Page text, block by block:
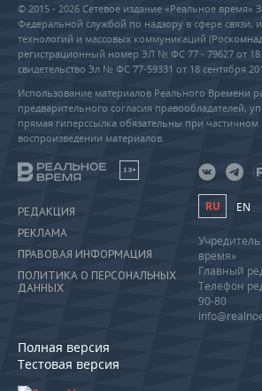
© 2015 - 2026 Сетевое издание «Реальное время»
Федеральной службой по надзору в сфере
технологий и массовых коммуникаций
регистрационный номер ЭЛ № ФС 77 - 79627 от 18
свидетельство Эл № ФС 77-59331 от 18 сентября
Использование материалов Реального Времени
предварительного согласия правообладателей,
прямая гиперссылка обязательны при
воспроизведении материалов.
18+
РЕДАКЦИЯ
РЕКЛАМА
ПРАВОВАЯ ИНФОРМАЦИЯ
ПОЛИТИКА О ПЕРСОНАЛЬНЫХ
ДАННЫХ
Полная версия
Тестовая версия
RU EN
время»
Главный
Телефон
90-80